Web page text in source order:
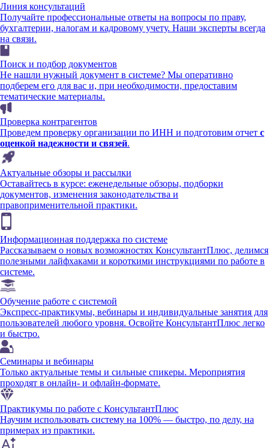
Линия консультаций
Получайте профессиональные ответы на вопросы по праву,
бухгалтерии, налогам и кадровому учету. Наши эксперты всегда
на связи.
Поиск и подбор документов
Не нашли нужный документ в системе? Мы оперативно
подберем его для вас и, при необходимости, предоставим
тематические материалы.
Проверка контрагентов
Проведем проверку организации по ИНН и подготовим отчет с
оценкой надежности и связей.
Актуальные обзоры и рассылки
Оставайтесь в курсе: еженедельные обзоры, подборки
документов, изменения законодательства и
правоприменительной практики.
Информационная поддержка по системе
Рассказываем о новых возможностях КонсультантПлюс, делимся
полезными лайфхаками и короткими инструкциями по работе в
системе.
Обучение работе с системой
Экспресс-практикумы, вебинары и индивидуальные занятия для
пользователей любого уровня. Освойте КонсультантПлюс легко
и быстро.
Семинары и вебинары
Только актуальные темы и сильные спикеры. Мероприятия
проходят в онлайн- и офлайн-формате.
Практикумы по работе с КонсультантПлюс
Научим использовать систему на 100% — быстро, по делу, на
примерах из практики.